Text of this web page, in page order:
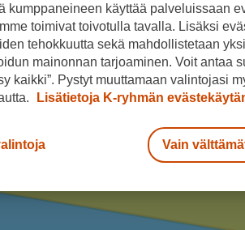
kumppaneineen käyttää palveluissaan
toimivat toivotulla tavalla. Lisäksi
tehokkuutta sekä mahdollistetaan
mainonnan tarjoaminen. Voit antaa
kaikki”. Pystyt muuttamaan valintojasi
Lisätietoja K-ryhmän
Vain